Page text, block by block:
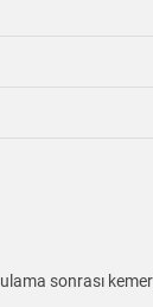
sonrası